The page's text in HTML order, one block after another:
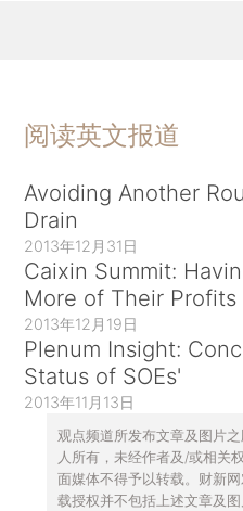
阅读英文报道
Avoiding Another
Drain
2013年12月31日
Caixin Summit:
More of Their Profits
2013年12月19日
Plenum Insight:
Status of SOEs'
2013年11月13日
观点频道所发布文章及图片
人所有，未经作者及/或相关
面媒体不得予以转载。财新
载授权并不包括上述文章及